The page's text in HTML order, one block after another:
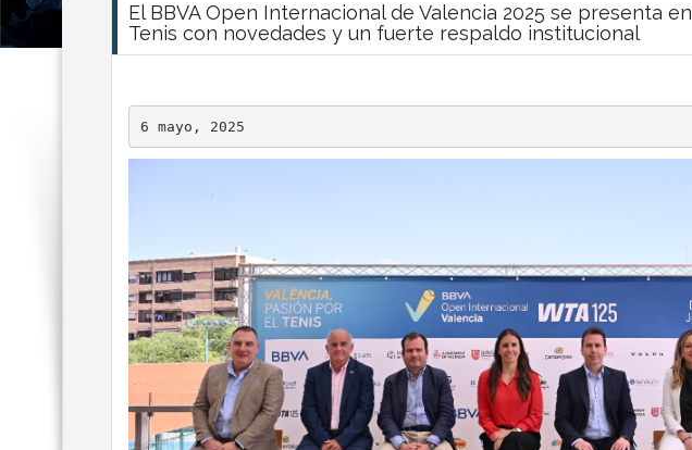
El BBVA Open Internacional de Valencia 2025 se presenta
Tenis con novedades y un fuerte respaldo institucional
6 mayo, 2025